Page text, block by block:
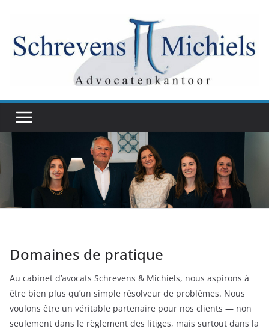
content
Domaines de pratique
Au cabinet d’avocats Schrevens & Michiels, nous aspirons à
être bien plus qu’un simple résolveur de problèmes. Nous
voulons être un véritable partenaire pour nos clients — non
seulement dans le règlement des litiges, mais surtout dans la